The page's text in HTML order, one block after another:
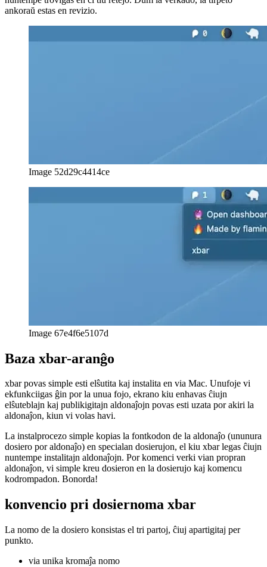
programisto mem, mi tial volis vidi, kiel facile estas skribi
amika analiza servo. La celo estas redoni ĉiujn nunajn uzantojn, kiuj
nuntempe troviĝas en ĉi tiu retejo. Dum la verkado, la tirpeto
Baza xbar-aranĝo
ekfunkciigas ĝin por la unua fojo, ekrano kiu enhavas ĉiujn
elŝuteblajn kaj publikigitajn aldonaĵojn povas esti uzata por akiri la
aldonaĵon, kiun vi volas havi.
La instalprocezo simple kopias la fontkodon de la aldonaĵo (ununura
nuntempe instalitajn aldonaĵojn. Por komenci verki vian propran
aldonaĵon, vi simple kreu dosieron en la dosierujo kaj komencu
konvencio pri dosiernoma xbar